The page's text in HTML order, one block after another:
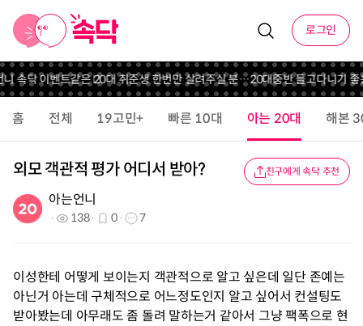
로그인
속닥 이벤트같은 20대 취준생 한번만 살려주실 분…20대중반 들고다니기 좋
홈 전체 19고민+ 빠른 10대 아는 20대 해본
외모 객관적 평가 어디서 받아? 친구에게 속닥 추천
아는언니
138 0 7
이성한테 어떻게 보이는지 객관적으로 알고 싶은데 일단 존예는
아닌거 아는데 구체적으로 어느정도인지 알고 싶어서 컨설팅도
받아봤는데 아무래도 좀 돌려 말하는거 같아서 그냥 팩폭으로 현